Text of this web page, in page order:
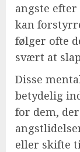
angste
kan
følger ofte
svært at
Disse
betydelig
for dem,
eller skifte